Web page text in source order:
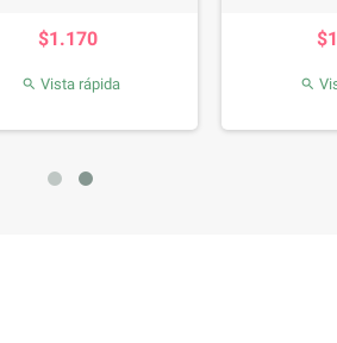
$1.170
 Vista rápida 